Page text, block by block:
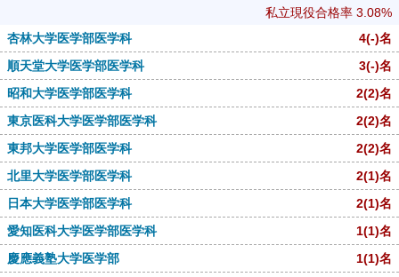
私立現役合格率 3.08%
杏林大学医学部医学科
4(-)名
順天堂大学医学部医学科
3(-)名
昭和大学医学部医学科
2(2)名
東京医科大学医学部医学科
2(2)名
東邦大学医学部医学科
2(2)名
北里大学医学部医学科
2(1)名
日本大学医学部医学科
2(1)名
愛知医科大学医学部医学科
1(1)名
慶應義塾大学医学部
1(1)名